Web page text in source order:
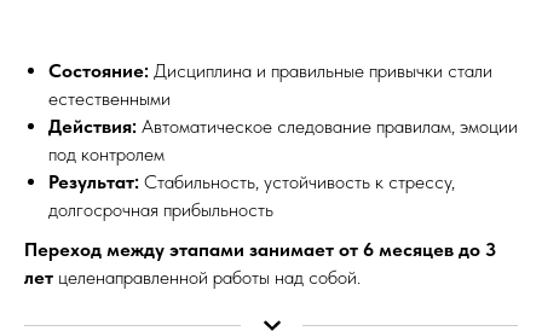
Состояние: Дисциплина и правильные привычки стали
естественными
Действия: Автоматическое следование правилам, эмоции
под контролем
Результат: Стабильность, устойчивость к стрессу,
долгосрочная прибыльность
Переход между этапами занимает от 6 месяцев до 3
лет целенаправленной работы над собой.